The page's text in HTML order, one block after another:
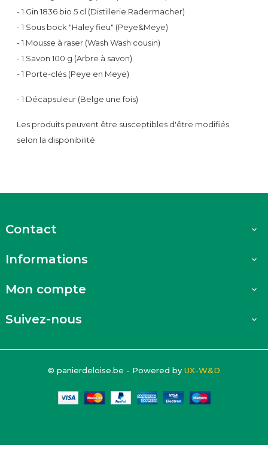
- 1 Gin 1836 bio 5 cl (Distillerie Radermacher)
- 1 Sous bock "Haley fieu" (Peye&Meye)
- 1 Mousse à raser (Wash Wash cousin)
- 1 Savon 100 g (Arbre à savon)
- 1 Porte-clés (Peye en Meye)
- 1 Décapsuleur (Belge une fois)
Les produits peuvent être susceptibles d'être modifiés
selon la disponibilité
Contact 
Informations 
Mon compte 
Suivez-nous 
© panierdeloise.be - Powered by UX-W&D